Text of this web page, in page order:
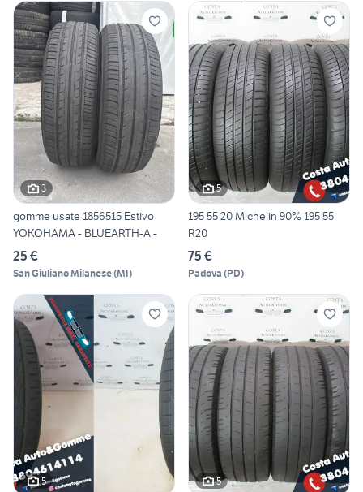
3
gomme usate 1856515 Estivo
YOKOHAMA - BLUEARTH-A -
25 €
San Giuliano Milanese(MI)
5
195 55 20 Michelin 90% 195 55
R20
75 €
Padova (PD)
5 5